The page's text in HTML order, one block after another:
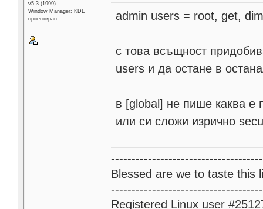
v5.3 (1999)
Window Manager: KDE
ориентиран
admin users = root, get,
с това всъщност
users и да остане в
в [global] не пише каква е
или си сложи изрично
Blessed are we to taste this
Registered Linux user